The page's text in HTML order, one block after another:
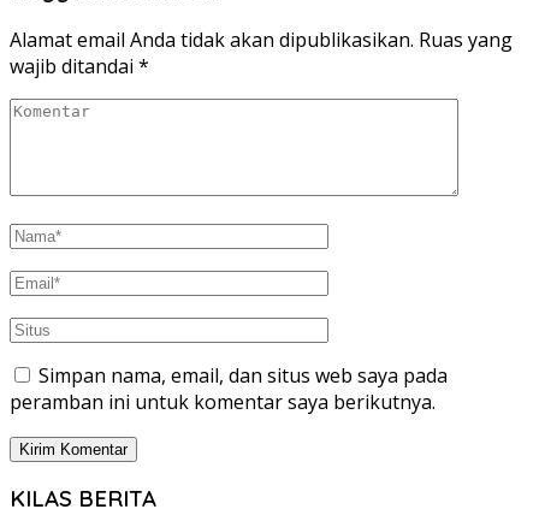
Alamat email Anda tidak akan dipublikasikan. Ruas yang
wajib ditandai *
Simpan nama, email, dan situs web saya pada
peramban ini untuk komentar saya berikutnya.
KILAS BERITA